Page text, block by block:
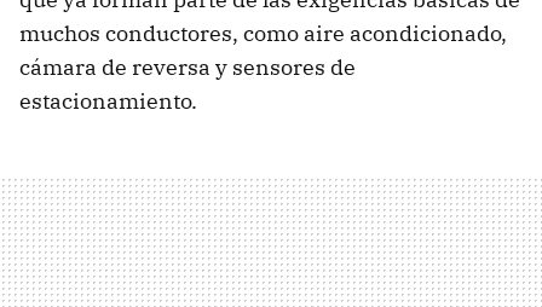
muchos conductores, como aire acondicionado,
cámara de reversa y sensores de
estacionamiento.